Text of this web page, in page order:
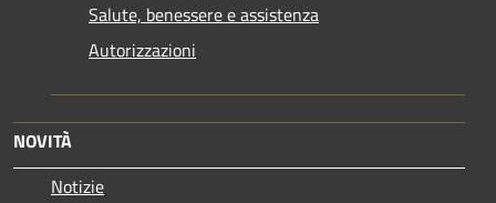
Salute, benessere e assistenza
Autorizzazioni
NOVITÀ
Notizie